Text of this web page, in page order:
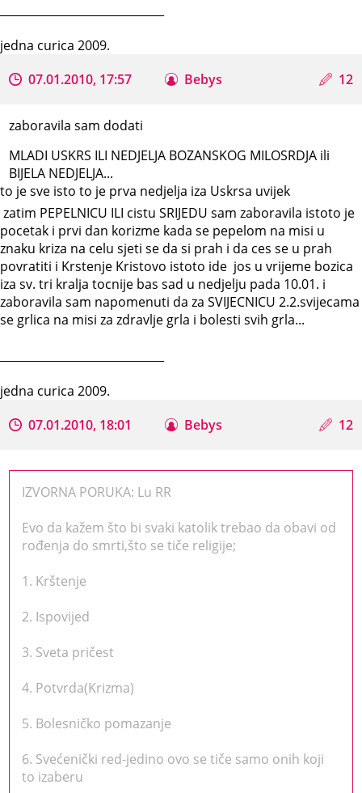
jedna curica 2009.
07.01.2010, 17:57
Bebys 12
zaboravila sam dodati
MLADI USKRS ILI NEDJELJA BOZANSKOG MILOSRDJA ili
BIJELA NEDJELJA...
to je sve isto to je prva nedjelja iza Uskrsa uvijek
zatim PEPELNICU ILI cistu SRIJEDU sam zaboravila istoto je
pocetak i prvi dan korizme kada se pepelom na misi u
znaku kriza na celu sjeti se da si prah i da ces se u prah
povratiti i Krstenje Kristovo istoto ide jos u vrijeme bozica
iza sv. tri kralja tocnije bas sad u nedjelju pada 10.01. i
zaboravila sam napomenuti da za SVIJECNICU 2.2.svijecama
se grlica na misi za zdravlje grla i bolesti svih grla...
jedna curica 2009.
07.01.2010, 18:01
Bebys 12
IZVORNA PORUKA: Lu RR
Evo da kažem što bi svaki katolik trebao da obavi od
rođenja do smrti,što se tiče religije;
1. Krštenje
2. Ispovijed
3. Sveta pričest
4. Potvrda(Krizma)
5. Bolesničko pomazanje
6. Svećenički red-jedino ovo se tiče samo onih koji
to izaberu